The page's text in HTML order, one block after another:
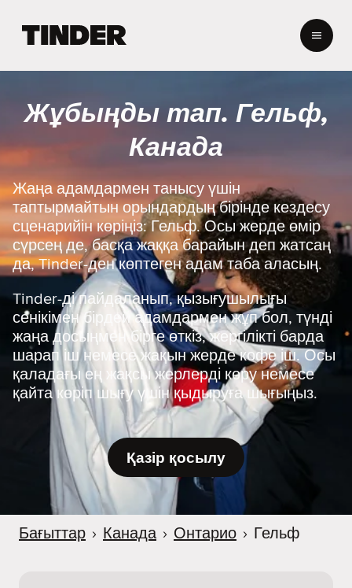
e
r
o
e
Жұбыңды тап. Гельф,
Канада
Жаңа адамдармен танысу үшін
таптырмайтын орындардың бірінде кездесу
сценарийін көріңіз: Гельф. Осы жерде өмір
сүрсең де, басқа жаққа барайын деп жатсаң
да, Tinder-ден көптеген адам таба аласың.
Tinder-ді пайдаланып, қызығушылығы
сенікімен бірдей адамдармен жұп бол, түнді
жаңа досыңмен бірге өткіз, жергілікті барда
шарап іш немесе жақын жерде кофе іш. Осы
қаладағы ең жақсы жерлерді көру немесе
қайта көріп шығу үшін қыдыруға шығыңыз.
Қазір қосылу
Бағыттар › Канада › Онтарио › Гельф